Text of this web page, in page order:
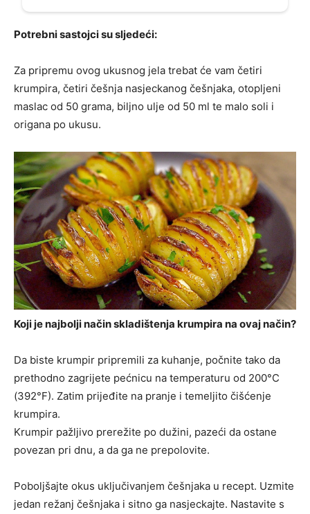
Potrebni sastojci su sljedeći:
Za pripremu ovog ukusnog jela trebat će vam četiri
krumpira, četiri češnja nasjeckanog češnjaka, otopljeni
maslac od 50 grama, biljno ulje od 50 ml te malo soli i
origana po ukusu.
Koji je najbolji način skladištenja krumpira na ovaj način?
Da biste krumpir pripremili za kuhanje, počnite tako da
prethodno zagrijete pećnicu na temperaturu od 200°C
(392°F). Zatim prijeđite na pranje i temeljito čišćenje
krumpira.
Krumpir pažljivo prerežite po dužini, pazeći da ostane
povezan pri dnu, a da ga ne prepolovite.
Poboljšajte okus uključivanjem češnjaka u recept. Uzmite
jedan režanj češnjaka i sitno ga nasjeckajte. Nastavite s